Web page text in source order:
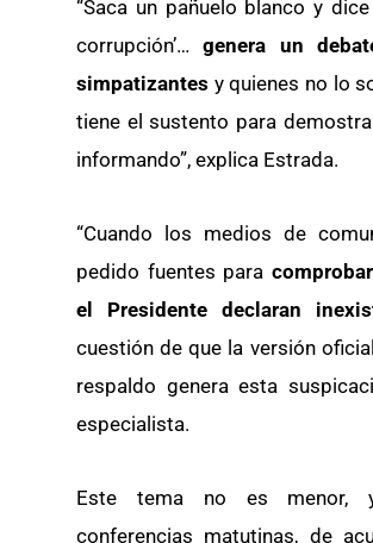
“Saca un pañuelo blanco y
corrupción’…genera un
simpatizantes y quienes no lo
tiene el sustento para
informando”, explica Estrada.
“Cuando los medios de
pedido fuentes para
el Presidente declaran
cuestión de que la versión
respaldo genera esta
especialista.
Este tema no es menor,
conferencias matutinas, de